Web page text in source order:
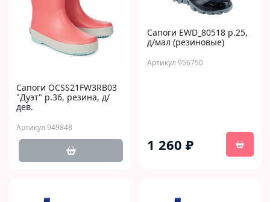
Сапоги OCSS21FW3RB03
"Дуэт" р.36, резина, д/
дев.
Артикул 949848
Сапоги EWD_80518 р.25,
д/мал (резиновые)
Артикул 956750
1 260 ₽